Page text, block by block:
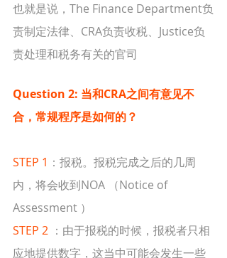
也就是说，The Finance Department负
责制定法律、CRA负责收税、Justice负
责处理和税务有关的官司
Question 2: 当和CRA之间有意见不
合，常规程序是如何的？
STEP 1 ：报税。报税完成之后的几周
内，将会收到NOA （Notice of
Assessment ）
STEP 2 ：由于报税的时候，报税者只相
应地提供数字，这当中可能会发生一些